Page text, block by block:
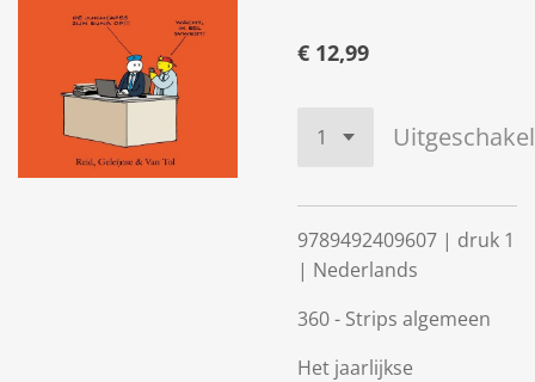
€ 12,99
9789492409607 | druk 1
| Nederlands
360 - Strips algemeen
Het jaarlijkse